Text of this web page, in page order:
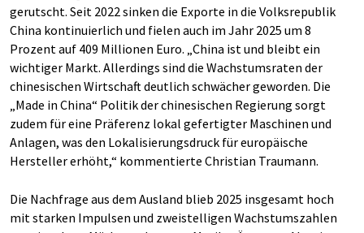
gerutscht. Seit 2022 sinken die Exporte in die Volksrepublik
China kontinuierlich und fielen auch im Jahr 2025 um 8
Prozent auf 409 Millionen Euro. „China ist und bleibt ein
wichtiger Markt. Allerdings sind die Wachstumsraten der
chinesischen Wirtschaft deutlich schwächer geworden. Die
„Made in China“ Politik der chinesischen Regierung sorgt
zudem für eine Präferenz lokal gefertigter Maschinen und
Anlagen, was den Lokalisierungsdruck für europäische
Hersteller erhöht,“ kommentierte Christian Traumann.
Die Nachfrage aus dem Ausland blieb 2025 insgesamt hoch
mit starken Impulsen und zweistelligen Wachstumszahlen